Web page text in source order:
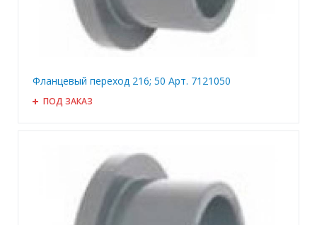
Фланцевый переход 216; 50 Арт. 7121050
ПОД ЗАКАЗ